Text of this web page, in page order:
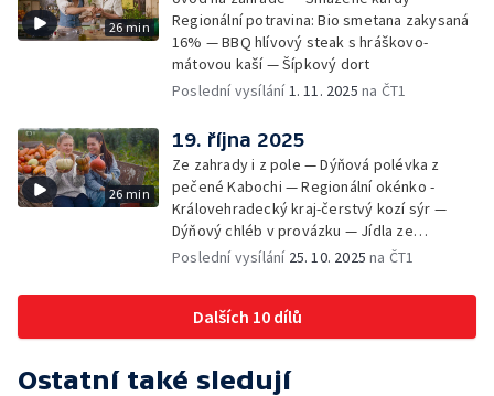
26 min
Regionální potravina: Bio smetana zakysaná
16% — BBQ hlívový steak s hráškovo-
mátovou kaší — Šípkový dort
Poslední vysílání1. 11. 2025 na ČT1
26 min
19. října 2025
Ze zahrady i z pole — Dýňová polévka z
pečené Kabochi — Regionální okénko -
Královehradecký kraj-čerstvý kozí sýr —
Dýňový chléb v provázku — Jídla ze
skanzenu - Vařený bramborový závin se
Poslední vysílání 25. 10. 2025 na ČT1
Dalších 10 dílů
Ostatní také sledují